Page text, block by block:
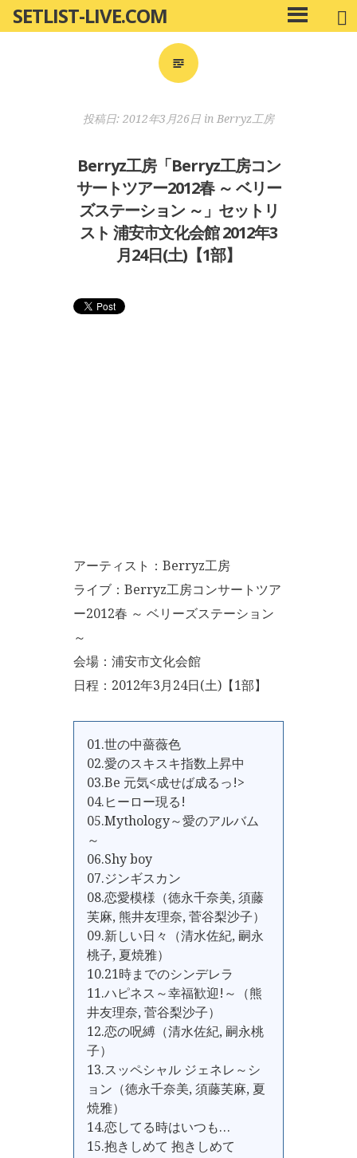
ン
SETLIST-LIVE.COM
メ
イ
投稿日: 2012年3月26日 in Berryz工房
Berryz工房「Berryz工房コン
サートツアー2012春 ～ ベリー
ズステーション ～」セットリ
スト 浦安市文化会館 2012年3
月24日(土)【1部】
アーティスト：Berryz工房
ライブ：Berryz工房コンサートツア
ー2012春 ～ ベリーズステーション
～
会場：浦安市文化会館
日程：2012年3月24日(土)【1部】
01.世の中薔薇色
02.愛のスキスキ指数上昇中
03.Be 元気<成せば成るっ!>
04.ヒーロー現る!
05.Mythology～愛のアルバム
～
06.Shy boy
07.ジンギスカン
08.恋愛模様（徳永千奈美, 須藤
芙麻, 熊井友理奈, 菅谷梨沙子）
09.新しい日々（清水佐紀, 嗣永
桃子, 夏焼雅）
10.21時までのシンデレラ
11.ハピネス～幸福歓迎!～（熊
井友理奈, 菅谷梨沙子）
12.恋の呪縛（清水佐紀, 嗣永桃
子）
13.スッペシャル ジェネレ～シ
ョン（徳永千奈美, 須藤芙麻, 夏
焼雅）
14.恋してる時はいつも…
15.抱きしめて 抱きしめて